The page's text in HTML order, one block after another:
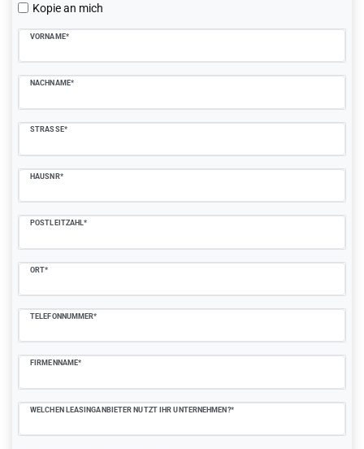
Kopie an mich
VORNAME*
NACHNAME*
STRASSE*
HAUSNR*
POSTLEITZAHL*
ORT*
TELEFONNUMMER*
FIRMENNAME*
WELCHEN LEASINGANBIETER NUTZT IHR UNTERNEHMEN?*